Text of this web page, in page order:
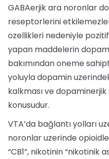
GABAerjik ara noronlar
reseptorlerini
ozellikleri nedeniyle
yapan maddelerin
bakımından oneme
yoluyla dopamin
kalkması ve
konusudur.
VTA’da bağlantı yolları
noronlar uzerinde
“CB1”, nikotinin